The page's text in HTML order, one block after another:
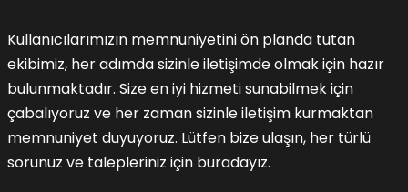
Kullanıcılarımızın memnuniyetini ön planda tutan
ekibimiz, her adımda sizinle iletişimde olmak için hazır
bulunmaktadır. Size en iyi hizmeti sunabilmek için
çabalıyoruz ve her zaman sizinle iletişim kurmaktan
memnuniyet duyuyoruz. Lütfen bize ulaşın, her türlü
sorunuz ve talepleriniz için buradayız.